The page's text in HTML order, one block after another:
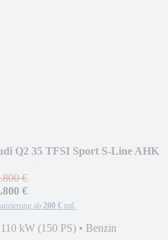
Q2 35 TFSI Sport S-Line AHK
€
€
ab 200 € mtl.
110 kW (150 PS) • Benzin